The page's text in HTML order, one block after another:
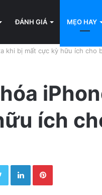
ĐÁNH GIÁ MẸO HAY
khi bị mất cực kỳ hữu ích cho
ích
Twitter LinkedIn